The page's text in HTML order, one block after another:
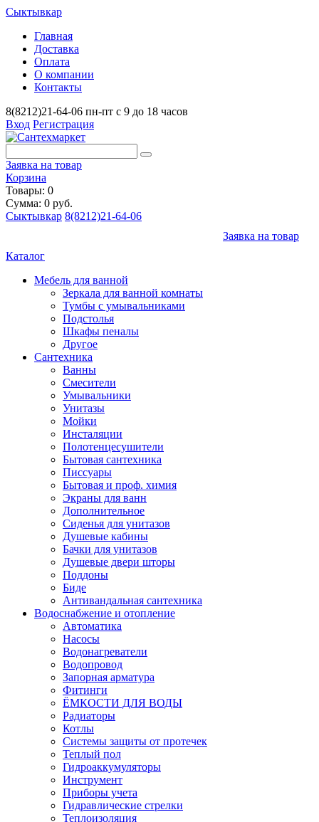
Сыктывкар
Главная
Доставка
Оплата
О компании
Контакты
8(8212)21-64-06 пн-пт с 9 до 18 часов
Вход Регистрация
Заявка на товар
Корзина
Товары: 0
Сумма: 0 руб.
Сыктывкар 8(8212)21-64-06
Заявка на товар
Каталог
Мебель для ванной
Зеркала для ванной комнаты
Тумбы с умывальниками
Подстолья
Шкафы пеналы
Другое
Сантехника
Ванны
Смесители
Умывальники
Унитазы
Мойки
Инсталяции
Полотенцесушители
Бытовая сантехника
Писсуары
Бытовая и проф. химия
Экраны для ванн
Дополнительное
Сиденья для унитазов
Душевые кабины
Бачки для унитазов
Душевые двери шторы
Поддоны
Биде
Антивандальная сантехника
Водоснабжение и отопление
Автоматика
Насосы
Водонагреватели
Водопровод
Запорная арматура
Фитинги
ЁМКОСТИ ДЛЯ ВОДЫ
Радиаторы
Котлы
Системы защиты от протечек
Теплый пол
Гидроаккумуляторы
Инструмент
Приборы учета
Гидравлические стрелки
Теплоизоляция